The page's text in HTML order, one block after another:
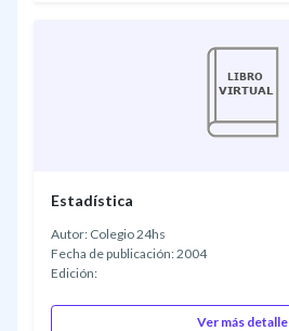
Estadística
Autor: Colegio 24hs
Fecha de publicación: 2004
Edición:
Ver más detalle